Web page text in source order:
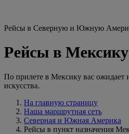
Рейсы в Северную и Южную
Рейсы в Мексику
По прилете в Мексику вас ожидает
искусства.
На главную страницу
Наша маршрутная сеть
Северная и Южная Америка
Рейсы в пункт назначения